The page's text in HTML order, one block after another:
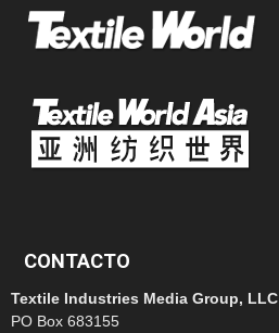
CONTACTO
Textile Industries Media Group, LLC
PO Box 683155